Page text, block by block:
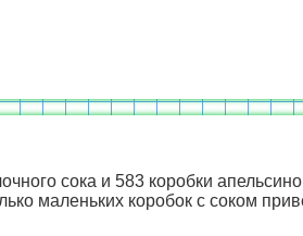
сока и 583 коробки
маленьких коробок с соком